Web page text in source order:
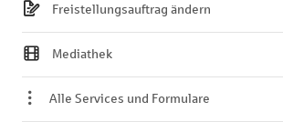
Freistellungsauftrag ändern
Mediathek
Alle Services und Formulare